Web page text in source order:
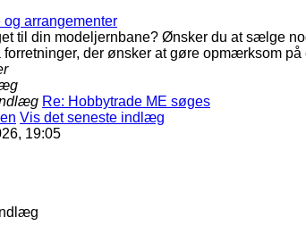
og arrangementer
til din modeljernbane? Ønsker du at sælge
der ønsker at gøre opmærksom på
Re: Hobbytrade ME søges
Vis det seneste indlæg
19:05